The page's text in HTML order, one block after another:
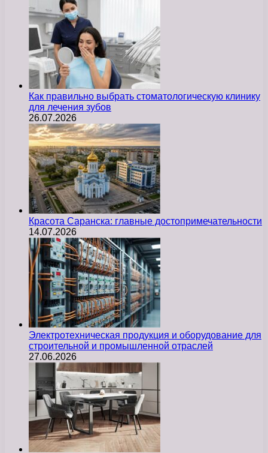
Как правильно выбрать стоматологическую клинику
для лечения зубов
26.07.2026
Красота Саранска: главные достопримечательности
14.07.2026
Электротехническая продукция и оборудование для
строительной и промышленной отраслей
27.06.2026